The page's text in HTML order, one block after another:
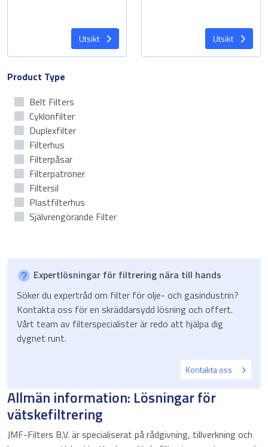
Product Type
Belt Filters
Cyklonfilter
Duplexfilter
Filterhus
Filterpåsar
Filterpatroner
Filtersil
Plastfilterhus
Självrengörande Filter
Expertlösningar för filtrering nära till hands
Söker du expertråd om filter för olje- och gasindustrin?
Kontakta oss för en skräddarsydd lösning och offert.
Vårt team av filterspecialister är redo att hjälpa dig
dygnet runt.
Kontakta oss
Utsikt Utsikt
Allmän information: Lösningar för
vätskefiltrering
JMF-Filters B.V. är specialiserat på rådgivning, tillverkning och